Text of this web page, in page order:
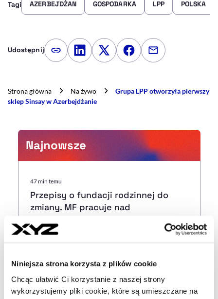
Niniejsza strona korzysta z plików cookie
Chcąc ułatwić Ci korzystanie z naszej strony
wykorzystujemy pliki cookie, które są umieszczane na
Najnowsze
47 min temu
Przepisy o fundacji rodzinnej do
zmiany. MF pracuje nad
Projekt ustawy platformowej trafi w
tym tygodniu do konsultacji –
MRPiPS
Tagi AZERBEJDŻAN GOSPODARKA LPP POLSKA
Udostępnij Kopiuj link artykułu
Udostępnij na LinkedIn
Udostępnij na Twitterze
Udostępnij na
Udostępnij
Strona główna Na żywo
Grupa LPP otworzyła pierwszy
sklep Sinsay w Azerbejdżanie